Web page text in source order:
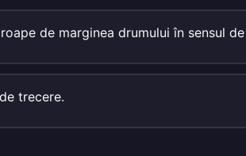
de marginea drumului în sensul
trecere.